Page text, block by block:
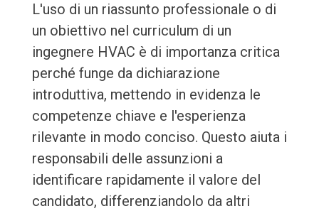
L'uso di un riassunto professionale o di
un obiettivo nel curriculum di un
ingegnere HVAC è di importanza critica
perché funge da dichiarazione
introduttiva, mettendo in evidenza le
competenze chiave e l'esperienza
rilevante in modo conciso. Questo aiuta i
responsabili delle assunzioni a
identificare rapidamente il valore del
candidato, differenziandolo da altri